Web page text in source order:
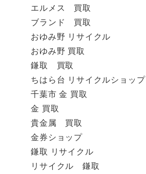
エルメス 買取
ブランド 買取
おゆみ野 リサイクル
おゆみ野 買取
鎌取 買取
ちはら台 リサイクルショップ
千葉市 金 買取
金 買取
貴金属 買取
金券ショップ
鎌取 リサイクル
リサイクル 鎌取